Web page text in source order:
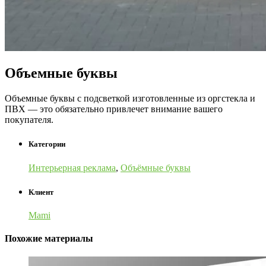
Объемные буквы
Объемные буквы с подсветкой изготовленные из оргстекла и
ПВХ — это обязательно привлечет внимание вашего
покупателя.
Категории
Интерьерная реклама, Объёмные буквы
Клиент
Mami
Похожие материалы